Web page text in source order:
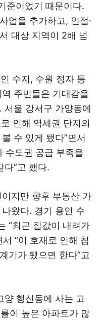
준이었기 때문이다.
업을 추가하고, 인접·
대상 지역이 2배 넘
수지, 수원 정자 등
주민들은 기대감을
서울 강서구 가양동에
인해 역세권 단지의
수 있게 됐다”면서
수도권 공급 부족을
다”고 했다.
지만 향후 부동산 가
왔다. 경기 용인 수
“최근 집값이 내려가
“이 호재로 인해 침
기가 됐으면 한다”고
양 행신동에 사는 고
이 높은 아파트가 많